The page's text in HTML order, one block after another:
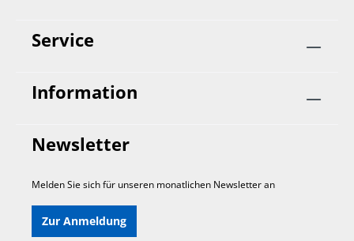
Service
Information
Newsletter
Melden Sie sich für unseren monatlichen Newsletter an
Zur Anmeldung